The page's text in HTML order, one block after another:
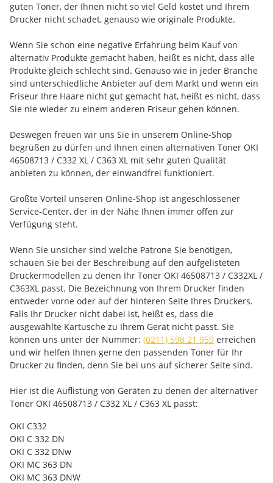
guten Toner, der Ihnen nicht so viel Geld kostet und Ihrem
Drucker nicht schadet, genauso wie originale Produkte.
Wenn Sie schon eine negative Erfahrung beim Kauf von
alternativ Produkte gemacht haben, heißt es nicht, dass alle
Produkte gleich schlecht sind. Genauso wie in jeder Branche
sind unterschiedliche Anbieter auf dem Markt und wenn ein
Friseur Ihre Haare nicht gut gemacht hat, heißt es nicht, dass
Sie nie wieder zu einem anderen Friseur gehen können.
Deswegen freuen wir uns Sie in unserem Online-Shop
begrüßen zu dürfen und Ihnen einen alternativen Toner OKI
46508713 / C332 XL / C363 XL mit sehr guten Qualität
anbieten zu können, der einwandfrei funktioniert.
Größte Vorteil unseren Online-Shop ist angeschlossener
Service-Center, der in der Nähe Ihnen immer offen zur
Verfügung steht.
Wenn Sie unsicher sind welche Patrone Sie benötigen,
schauen Sie bei der Beschreibung auf den aufgelisteten
Druckermodellen zu denen Ihr Toner OKI 46508713 / C332XL /
C363XL passt. Die Bezeichnung von Ihrem Drucker finden
entweder vorne oder auf der hinteren Seite Ihres Druckers.
Falls Ihr Drucker nicht dabei ist, heißt es, dass die
ausgewählte Kartusche zu Ihrem Gerät nicht passt. Sie
können uns unter der Nummer: (0211) 598 21 959 erreichen
und wir helfen Ihnen gerne den passenden Toner für Ihr
Drucker zu finden, denn Sie bei uns auf sicherer Seite sind.
Hier ist die Auflistung von Geräten zu denen der alternativer
Toner OKI 46508713 / C332 XL / C363 XL passt:
OKI C332
OKI C 332 DN
OKI C 332 DNw
OKI MC 363 DN
OKI MC 363 DNW